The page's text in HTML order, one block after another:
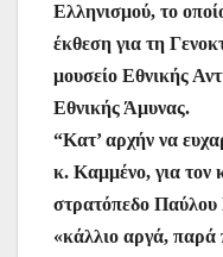
Ελληνισμού, το
έκθεση για τη
μουσείο Εθνικής
Εθνικής Άμυνας.
“Κατ’ αρχήν να
κ. Καμμένο, για τον
στρατόπεδο
«κάλλιο αργά, παρά